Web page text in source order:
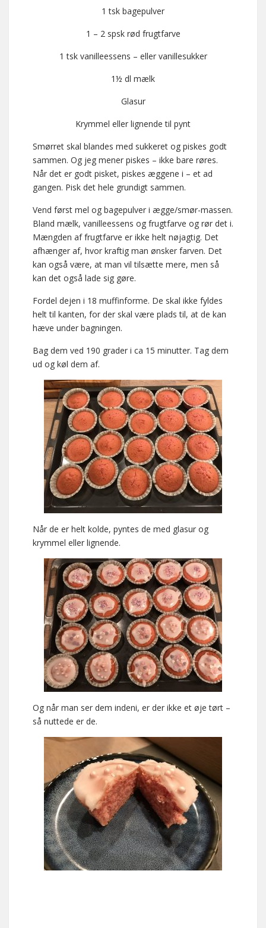
1 tsk bagepulver
1 – 2 spsk rød frugtfarve
1 tsk vanilleessens – eller vanillesukker
1½ dl mælk
Glasur
Krymmel eller lignende til pynt
Smørret skal blandes med sukkeret og piskes godt
sammen. Og jeg mener piskes – ikke bare røres.
Når det er godt pisket, piskes æggene i – et ad
gangen. Pisk det hele grundigt sammen.
Vend først mel og bagepulver i ægge/smør-massen.
Bland mælk, vanilleessens og frugtfarve og rør det i.
Mængden af frugtfarve er ikke helt nøjagtig. Det
afhænger af, hvor kraftig man ønsker farven. Det
kan også være, at man vil tilsætte mere, men så
kan det også lade sig gøre.
Fordel dejen i 18 muffinforme. De skal ikke fyldes
helt til kanten, for der skal være plads til, at de kan
hæve under bagningen.
Bag dem ved 190 grader i ca 15 minutter. Tag dem
ud og køl dem af.
Når de er helt kolde, pyntes de med glasur og
krymmel eller lignende.
Og når man ser dem indeni, er der ikke et øje tørt –
så nuttede er de.